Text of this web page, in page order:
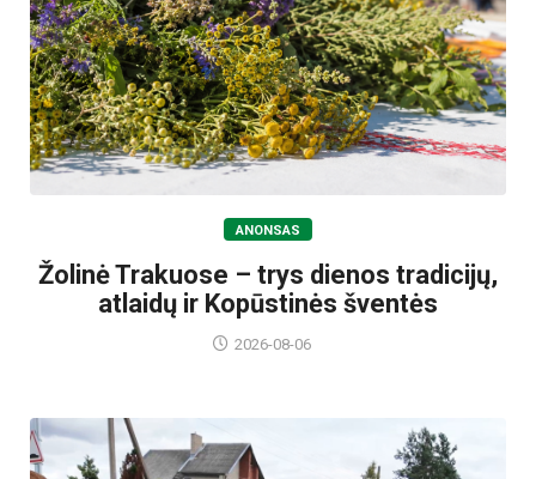
ANONSAS
Žolinė Trakuose – trys dienos tradicijų,
atlaidų ir Kopūstinės šventės
2026-08-06